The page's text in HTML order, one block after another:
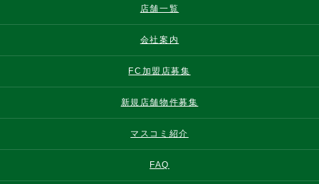
店舗一覧
会社案内
FC加盟店募集
新規店舗物件募集
マスコミ紹介
FAQ